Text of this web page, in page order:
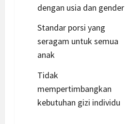
dengan usia dan gender
Standar porsi yang
seragam untuk semua
anak
Tidak
mempertimbangkan
kebutuhan gizi individu